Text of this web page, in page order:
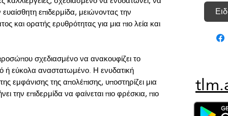
επιδερμίδα, μειώνοντας την
και ορατής ερυθρότητας για μια πιο λεία και
σχεδιασμένο να ανακουφίζει το
ή εύκολα αναστατωμένο. Η ενυδατική
της απολέπισης, υποστηρίζει μια
την επιδερμίδα να φαίνεται πιο φρέσκια, πιο